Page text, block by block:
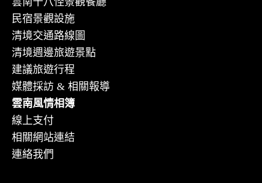
民宿景觀設施
清境交通路線圖
清境週邊旅遊景點
建議旅遊行程
媒體採訪 & 相關報導
雲南風情相簿
線上支付
相關網站連結
連絡我們